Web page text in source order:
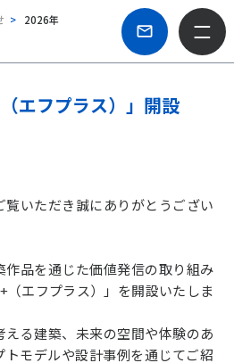
2026年
エフプラス）」開設
覧いただき誠にありがとうござい
作品を通じた価値発信の取り組み
（エフプラス）」を開設いたしま
る建築、未来の空間や体験のあ
トモデルや設計事例を通じてご紹